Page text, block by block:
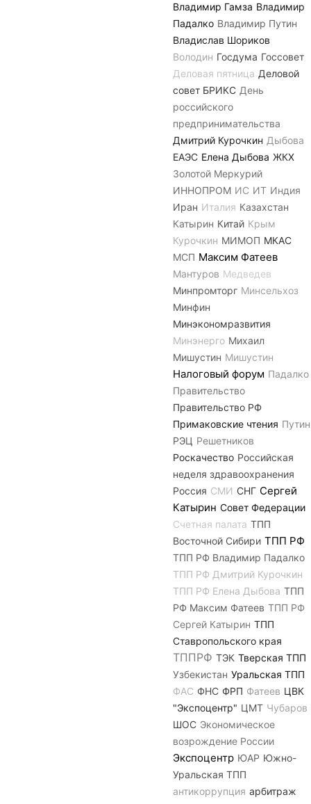
Владимир Гамза Владимир
Падалко Владимир Путин
Владислав Шориков
Володин Госдума Госсовет
Деловая пятница Деловой
совет БРИКС День
российского
предпринимательства
Дмитрий Курочкин Дыбова
ЕАЭС Елена Дыбова ЖКХ
Золотой Меркурий
ИННОПРОМ ИС ИТ Индия
Иран Италия Казахстан
Катырин Китай Крым
Курочкин МИМОП МКАС
МСП Максим Фатеев
Мантуров Медведев
Минпромторг Минсельхоз
Минфин
Минэкономразвития
Минэнерго Михаил
Мишустин Мишустин
Налоговый форум Падалко
Правительство
Правительство РФ
Примаковские чтения Путин
РЭЦ Решетников
Роскачество Российская
неделя здравоохранения
Россия СМИ СНГ Сергей
Катырин Совет Федерации
Счетная палата ТПП
Восточной Сибири ТПП РФ
ТПП РФ Владимир Падалко
ТПП РФ Дмитрий Курочкин
ТПП РФ Елена Дыбова ТПП
РФ Максим Фатеев ТПП РФ
Сергей Катырин ТПП
Ставропольского края
ТППРФ ТЭК Тверская ТПП
Узбекистан Уральская ТПП
ФАС ФНС ФРП Фатеев ЦВК
"Экспоцентр" ЦМТ Чубаров
ШОС Экономическое
возрождение России
Экспоцентр ЮАР Южно-
Уральская ТПП
антикоррупция арбитраж